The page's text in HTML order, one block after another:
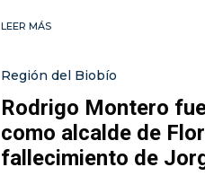
LEER MÁS
Región del Biobío
Rodrigo Montero
como alcalde de
fallecimiento de